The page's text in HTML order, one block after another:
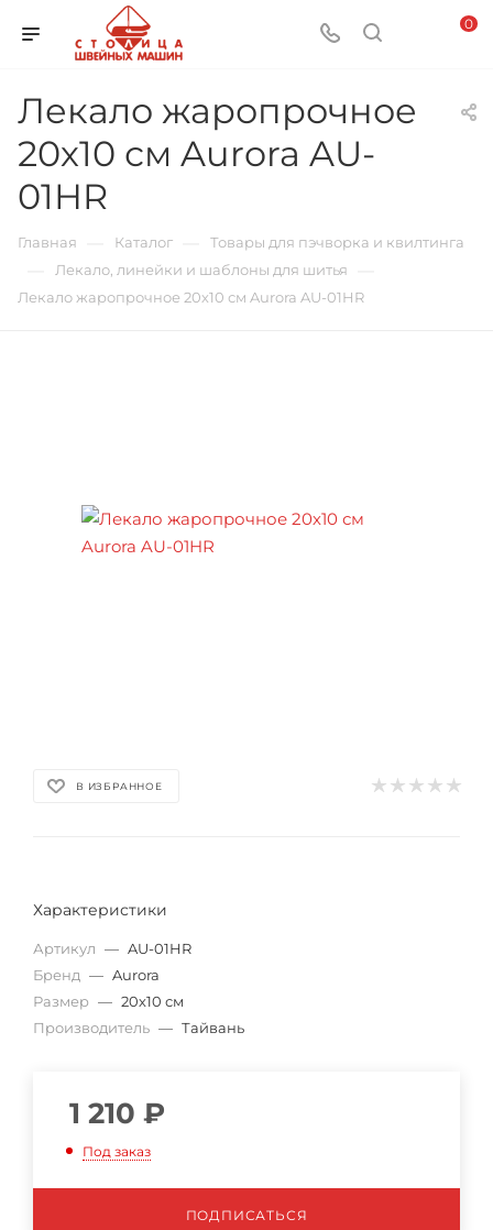
0
Лекало жаропрочное
20х10 см Aurora AU-
01HR
Главная Каталог Товары для пэчворка и квилтинга
Лекало, линейки и шаблоны для шитья
Лекало жаропрочное 20х10 см Aurora AU-01HR
В ИЗБРАННОЕ
Характеристики
Артикул — AU-01HR
Бренд — Aurora
Размер — 20х10 см
Производитель — Тайвань
1 210 ₽
Под заказ
ПОДПИСАТЬСЯ